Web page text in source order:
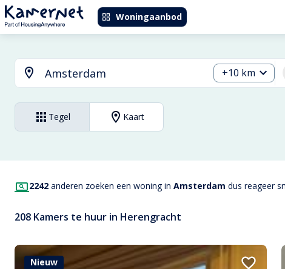
Woningaanbod
+10 km
Tegel Kaart
2242 anderen zoeken een woning in Amsterdam dus reageer
208 Kamers te huur in Herengracht
Nieuw